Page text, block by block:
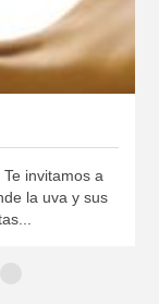
invitamos a
la uva y sus